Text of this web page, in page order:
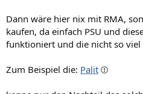
Dann wäre hier nix mit RMA,
kaufen, da einfach PSU und
funktioniert und die nicht so viel
Zum Beispiel die: Palit